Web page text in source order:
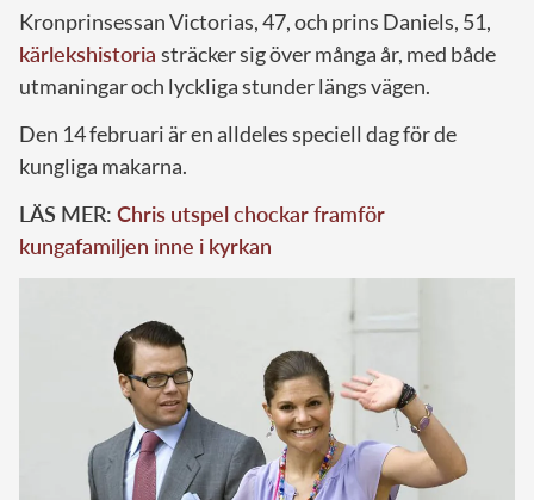
Kronprinsessan Victorias, 47, och prins Daniels, 51,
kärlekshistoria sträcker sig över många år, med både
utmaningar och lyckliga stunder längs vägen.
Den 14 februari är en alldeles speciell dag för de
kungliga makarna.
LÄS MER: Chris utspel chockar framför
kungafamiljen inne i kyrkan